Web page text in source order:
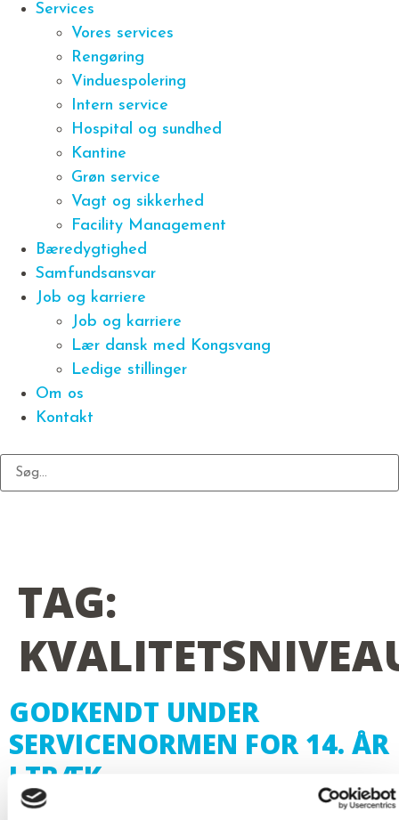
Services
Vores services
Rengøring
Vinduespolering
Intern service
Hospital og sundhed
Kantine
Grøn service
Vagt og sikkerhed
Facility Management
Bæredygtighed
Samfundsansvar
Job og karriere
Job og karriere
Lær dansk med Kongsvang
Ledige stillinger
Om os
Kontakt
TAG:
GODKENDT UNDER
SERVICENORMEN FOR 14. ÅR
I TRÆK